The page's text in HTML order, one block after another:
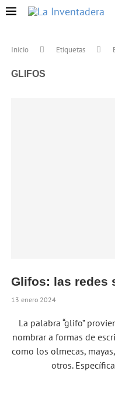
Inicio Etiquetas
GLIFOS
Glifos: las redes
13 enero 2024
La palabra “glifo”
nombrar a formas de
como los olmecas,
otros.